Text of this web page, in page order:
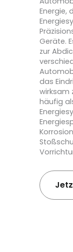
Energie,
Geräte.
zur
das
wirksam
häufig